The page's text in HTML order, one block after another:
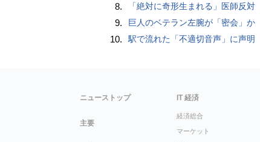
8. 「絶対に奇形生まれる」医師反対
9. 巨人のベテラン左腕が「密会」か
10. 駅で流れた「不適切音声」に声明
ニューストップ
主要
IT 経済
経済総合
マーケット